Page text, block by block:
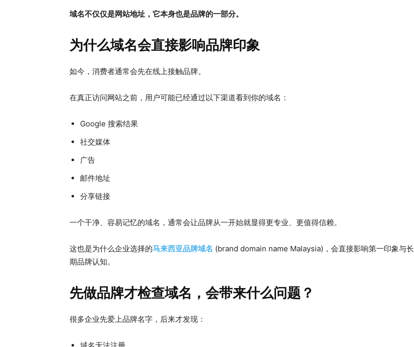
域名不仅仅是网站地址，它本身也是品牌的一部分。
为什么域名会直接影响品牌印象
如今，消费者通常会先在线上接触品牌。
在真正访问网站之前，用户可能已经通过以下渠道看到你的域名：
Google 搜索结果
社交媒体
广告
邮件地址
分享链接
一个干净、容易记忆的域名，通常会让品牌从一开始就显得更专业、更值得信赖。
这也是为什么企业选择的马来西亚品牌域名 (brand domain name Malaysia)，会直接影响第一印象与长
期品牌认知。
先做品牌才检查域名，会带来什么问题？
很多企业先爱上品牌名字，后来才发现：